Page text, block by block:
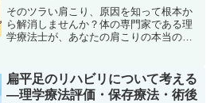
ケア法
そのツラい肩こり、原因を知って根本か
ら解消しませんか？体の専門家である理
学療法士が、あなたの肩こりの本当の原
します。
扁平足のリハビリについて考える
―理学療法評価・保存療法・術後